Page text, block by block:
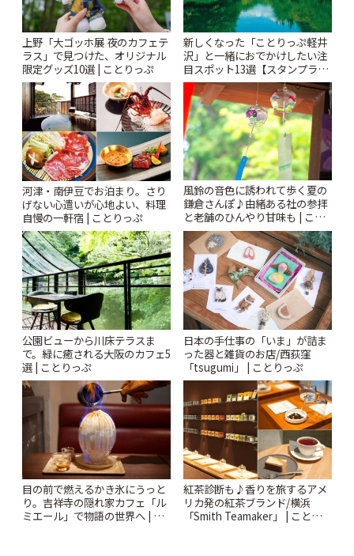
上野「大ゴッホ展 夜のカフェテ
ラス」で見つけた、オリジナル
限定グッズ10選 | ことりっぷ
新しくなった「ことりっぷ軽井
沢」と一緒におでかけしたい注
目スポット13選【スタンプラリ
ー開催中】 | ことりっぷ
河津・南伊豆でお泊まり。さり
げない心遣いが心地よい、料理
自慢の一軒宿 | ことりっぷ
風鈴の音色に誘われて歩く夏の
鎌倉さんぽ♪由緒ある社の参拝
と老舗のひんやり甘味も | こと
りっぷ
公園ビューから川床テラスま
で。緑に癒される大阪のカフェ5
選 | ことりっぷ
日本の手仕事の「いま」が詰ま
った器と雑貨のお店/西荻窪
「tsugumi」 | ことりっぷ
目の前で燃えるかき氷にうっと
り。吉祥寺の隠れ家カフェ「ル
ミエール」で物語の世界へ | こ
紅茶診断も♪香りを旅するアメ
リカ発の紅茶ブランド/横浜
「Smith Teamaker」 | ことりっ